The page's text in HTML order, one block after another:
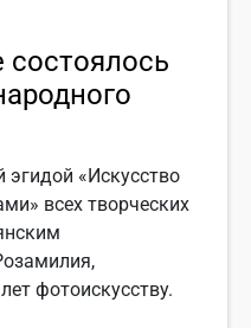
«Искусство
всех творческих
фотоискусству.